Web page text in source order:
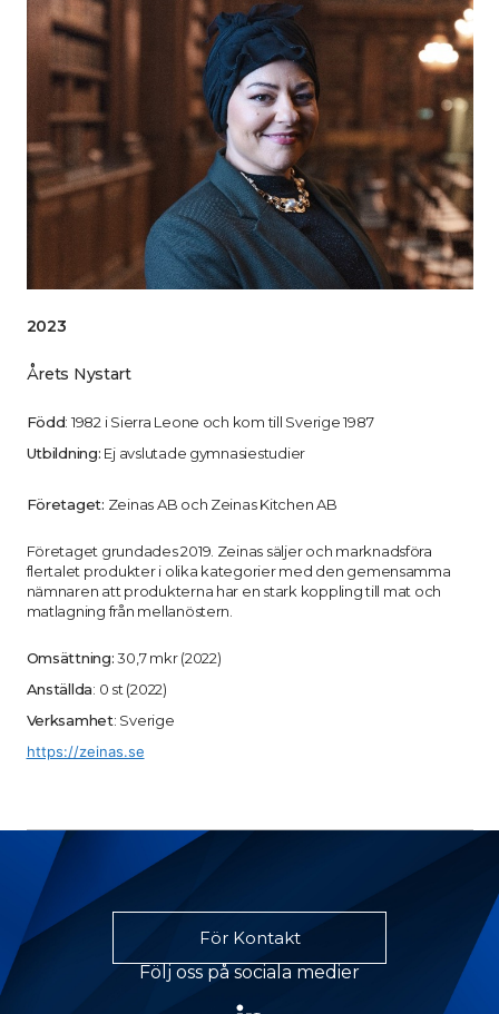
2023
Årets Nystart
Född: 1982 i Sierra Leone och kom till Sverige 1987
Utbildning: Ej avslutade gymnasiestudier
Företaget: Zeinas AB och Zeinas Kitchen AB
Företaget grundades 2019. Zeinas säljer och marknadsföra
flertalet produkter i olika kategorier med den gemensamma
nämnaren att produkterna har en stark koppling till mat och
matlagning från mellanöstern.
Omsättning:30,7 mkr (2022)
Anställda: 0 st (2022)
Verksamhet: Sverige
https://zeinas.se
För Kontakt
Följ oss på sociala medier